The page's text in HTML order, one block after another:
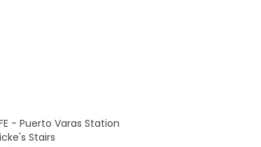
- Puerto Varas Station
Stairs